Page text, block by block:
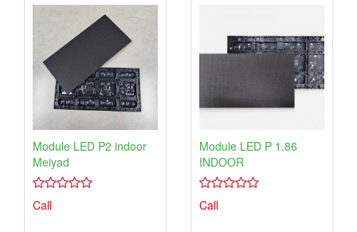
Module LED P2 indoor
Meiyad
4.00
1
Call
Module LED P 1.86
INDOOR
4.00
1
Call